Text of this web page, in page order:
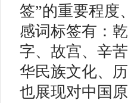
签”的重要程度
感词标签有：
字、故宫、辛
华民族文化、
也展现对中国